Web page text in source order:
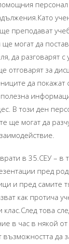
преподават
ще могат да
да разговарят с
отговарят за
да покажат
В този ден
ще могат да
в 35.СЕУ – в
пред
и пред самите
как протича
това
в час в някой от
да